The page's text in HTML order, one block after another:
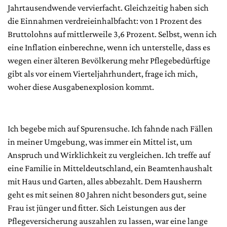
Jahrtausendwende vervierfacht. Gleichzeitig haben sich
die Einnahmen verdreieinhalbfacht: von 1 Prozent des
Bruttolohns auf mittlerweile 3,6 Prozent. Selbst, wenn ich
eine Inflation einberechne, wenn ich unterstelle, dass es
wegen einer älteren Bevölkerung mehr Pflegebedürftige
gibt als vor einem Vierteljahrhundert, frage ich mich,
woher diese Ausgabenexplosion kommt.
Ich begebe mich auf Spurensuche. Ich fahnde nach Fällen
in meiner Umgebung, was immer ein Mittel ist, um
Anspruch und Wirklichkeit zu vergleichen. Ich treffe auf
eine Familie in Mitteldeutschland, ein Beamtenhaushalt
mit Haus und Garten, alles abbezahlt. Dem Hausherrn
geht es mit seinen 80 Jahren nicht besonders gut, seine
Frau ist jünger und fitter. Sich Leistungen aus der
Pflegeversicherung auszahlen zu lassen, war eine lange